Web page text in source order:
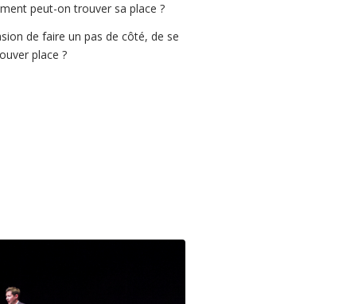
peut-on trouver sa place ?
de faire un pas de côté, de se
place ?